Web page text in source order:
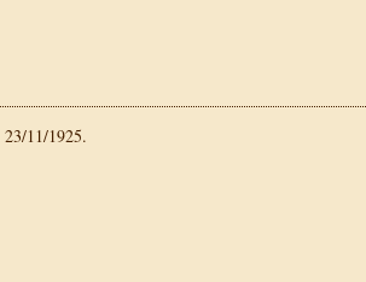
23/11/1925.